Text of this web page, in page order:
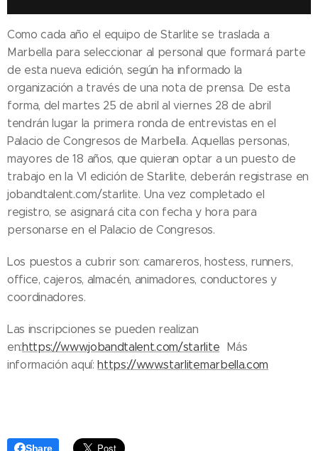
Como cada año el equipo de Starlite se traslada a
Marbella para seleccionar al personal que formará parte
de esta nueva edición, según ha informado la
organización a través de una nota de prensa. De esta
forma, del martes 25 de abril al viernes 28 de abril
tendrán lugar la primera ronda de entrevistas en el
Palacio de Congresos de Marbella. Aquellas personas,
mayores de 18 años, que quieran optar a un puesto de
trabajo en la VI edición de Starlite, deberán registrase en
jobandtalent.com/starlite. Una vez completado el
registro, se asignará cita con fecha y hora para
personarse en el Palacio de Congresos.
Los puestos a cubrir son: camareros, hostess, runners,
office, cajeros, almacén, animadores, conductores y
coordinadores.
Las inscripciones se pueden realizan
en:https://www.jobandtalent.com/starlite Más
información aquí:https://www.starlitemarbella.com
Share